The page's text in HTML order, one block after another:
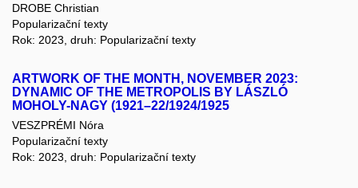
DROBE Christian
Popularizační texty
Rok: 2023, druh: Popularizační texty
ARTWORK OF THE MONTH, NOVEMBER 2023:
DYNAMIC OF THE METROPOLIS BY LÁSZLÓ
MOHOLY-NAGY (1921–22/1924/1925
VESZPRÉMI Nóra
Popularizační texty
Rok: 2023, druh: Popularizační texty